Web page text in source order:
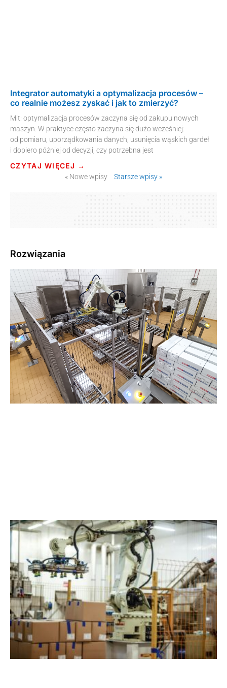
Integrator automatyki a optymalizacja procesów –
co realnie możesz zyskać i jak to zmierzyć?
Mit: optymalizacja procesów zaczyna się od zakupu nowych
maszyn. W praktyce często zaczyna się dużo wcześniej:
od pomiaru, uporządkowania danych, usunięcia wąskich gardeł
i dopiero później od decyzji, czy potrzebna jest
CZYTAJ WIĘCEJ →
« Nowe wpisy Starsze wpisy »
Rozwiązania